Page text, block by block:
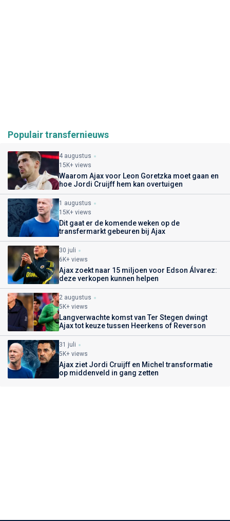
Populair transfernieuws
4 augustus
15K+ views
Waarom Ajax voor Leon Goretzka moet gaan en
hoe Jordi Cruijff hem kan overtuigen
1 augustus
15K+ views
Dit gaat er de komende weken op de
transfermarkt gebeuren bij Ajax
30 juli
6K+ views
Ajax zoekt naar 15 miljoen voor Edson Álvarez:
deze verkopen kunnen helpen
2 augustus
5K+ views
Langverwachte komst van Ter Stegen dwingt
Ajax tot keuze tussen Heerkens of Reverson
31 juli
5K+ views
Ajax ziet Jordi Cruijff en Michel transformatie
op middenveld in gang zetten